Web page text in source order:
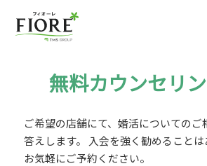
無料カウンセリ
ご希望の店舗にて、婚活についてのご
答えします。
入会を強く勧めることは
お気軽にご予約ください。